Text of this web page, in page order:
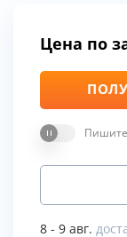
Цена по
Пишите
8 - 9 авг.